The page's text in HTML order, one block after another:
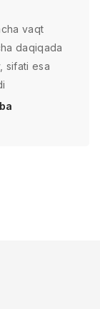
vaqt
daqiqada
sifati esa